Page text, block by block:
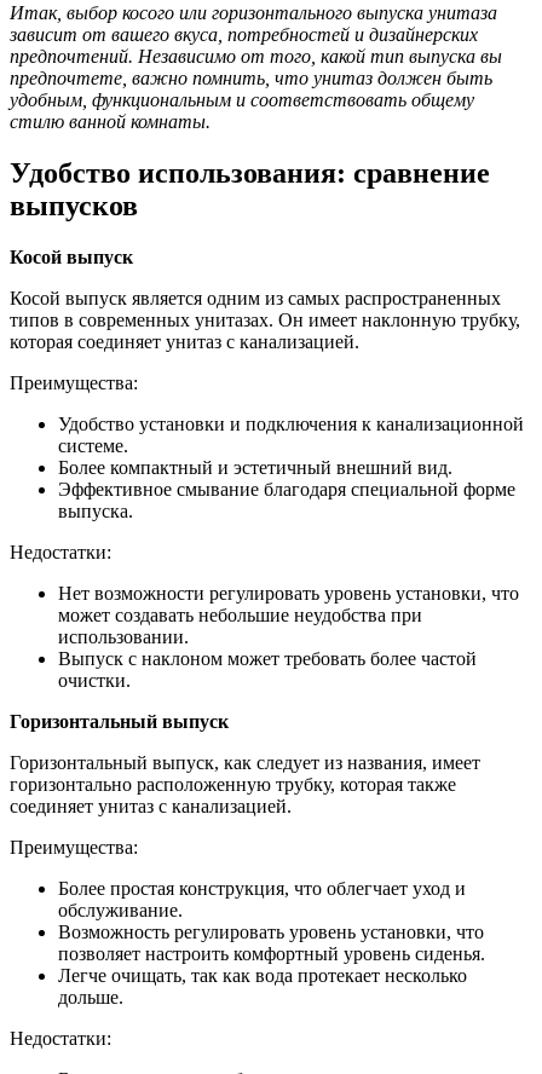
Итак, выбор косого или горизонтального выпуска унитаза
зависит от вашего вкуса, потребностей и дизайнерских
предпочтений. Независимо от того, какой тип выпуска вы
предпочтете, важно помнить, что унитаз должен быть
удобным, функциональным и соответствовать общему
стилю ванной комнаты.
Удобство использования: сравнение
выпусков
Косой выпуск
Косой выпуск является одним из самых распространенных
типов в современных унитазах. Он имеет наклонную трубку,
которая соединяет унитаз с канализацией.
Преимущества:
Удобство установки и подключения к канализационной
системе.
Более компактный и эстетичный внешний вид.
Эффективное смывание благодаря специальной форме
выпуска.
Недостатки:
Нет возможности регулировать уровень установки, что
может создавать небольшие неудобства при
использовании.
Выпуск с наклоном может требовать более частой
очистки.
Горизонтальный выпуск
Горизонтальный выпуск, как следует из названия, имеет
горизонтально расположенную трубку, которая также
соединяет унитаз с канализацией.
Преимущества:
Более простая конструкция, что облегчает уход и
обслуживание.
Возможность регулировать уровень установки, что
позволяет настроить комфортный уровень сиденья.
Легче очищать, так как вода протекает несколько
дольше.
Недостатки: